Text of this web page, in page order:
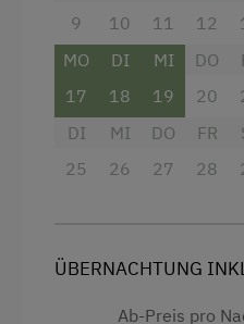
Verpflegung
Internationale Küche
Vegetarische Küche
Österreichische
Übernachtung mit
Service
9
10
11
12
MO
17
DI
18
MI
19
DO
20
DI
25
MI
26
DO
27
FR
28
ÜBERNACHTUNG
Ab-Preis pro